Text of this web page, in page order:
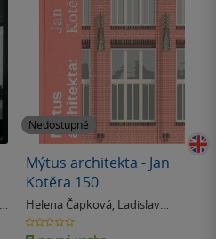
Nedostupné
Mýtus architekta - Jan
Kotěra 150
Helena Čapková, Ladislav
Zikmund-Lender
0.0
z